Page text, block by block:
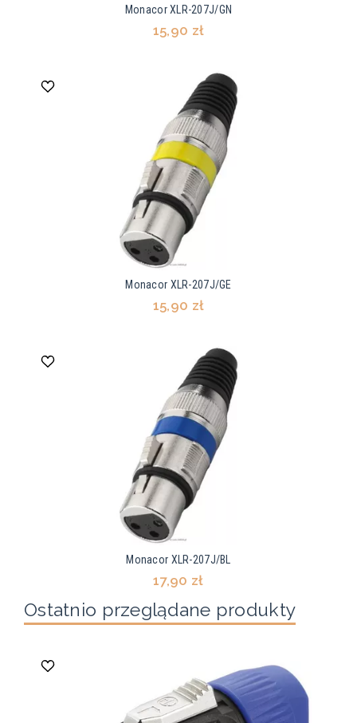
Monacor XLR-207J/GN
15,90 zł
Monacor XLR-207J/GE
15,90 zł
Monacor XLR-207J/BL
17,90 zł
Ostatnio przeglądane produkty